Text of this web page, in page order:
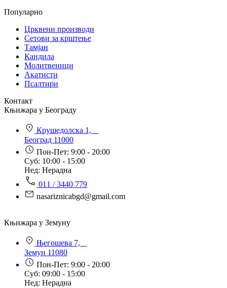
Популарно
Црквени производи
Сетови за крштење
Тамјан
Кандила
Молитвеници
Акатисти
Псалтири
Контакт
Књижара у Београду
Крушедолска 1,
Београд 11000
Пон-Пет: 9:00 - 20:00
Суб: 10:00 - 15:00
Нед: Нерадна
011 / 3440 779
nasariznicabgd@gmail.com
Књижара у Земуну
Његошева 7,
Земун 11080
Пон-Пет: 9:00 - 20:00
Суб: 09:00 - 15:00
Нед: Нерадна